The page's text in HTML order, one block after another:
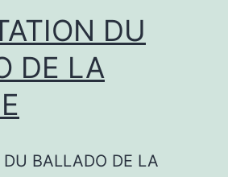
DU
DE LA
DU BALLADO DE LA